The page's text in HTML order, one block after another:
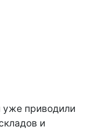
уже приводили
и